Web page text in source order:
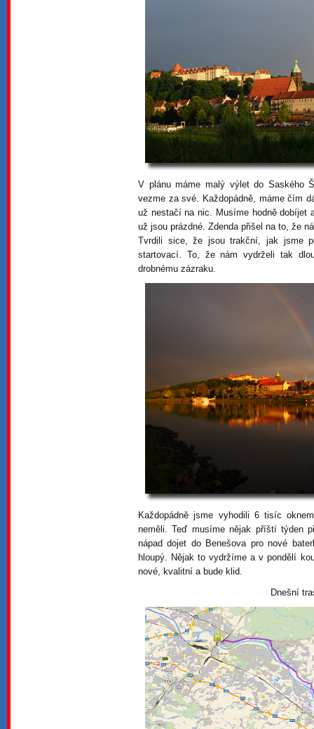
V plánu máme malý výlet do Saského
vezme za své. Každopádně, máme čím
už nestačí na nic. Musíme hodně dobíjet
už jsou prázdné. Zdenda přišel na to, že
Tvrdili sice, že jsou trakční, jak jsme
startovací. To, že nám vydrželi tak
drobnému zázraku.
Každopádně jsme vyhodili 6 tisíc
neměli. Teď musíme nějak příští týden
nápad dojet do Benešova pro nové
hloupý. Nějak to vydržíme a v pondělí
nové, kvalitní a bude klid.
Dnešní